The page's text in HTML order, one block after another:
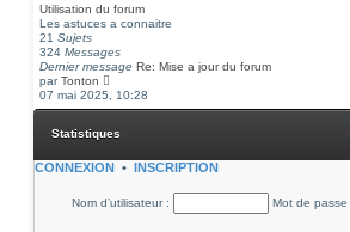
d
e
n
i
e
r
m
e
s
a
e
u
e
e
n
Utilisation du forum
Les astuces a connaitre
21 Sujets
324 Messages
Dernier message Re: Mise a jour du forum
parTonton
n
u
t
l
07 mai 2025, 10:28
Statistiques
CONNEXION • INSCRIPTION
Nom d’utilisateur : Mot de passe